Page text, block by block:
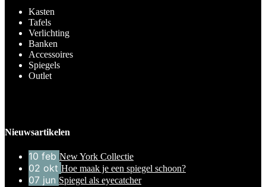
Kasten
Tafels
Verlichting
Banken
Accessoires
Spiegels
Outlet
Nieuwsartikelen
10 feb New York Collectie
02 okt Hoe maak je een spiegel schoon?
07 jun Spiegel als eyecatcher